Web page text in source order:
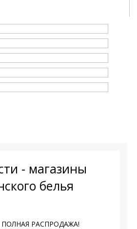
- магазины
белья
ПОЛНАЯ РАСПРОДАЖА!